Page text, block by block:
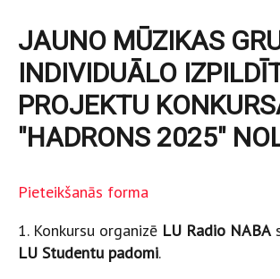
JAUNO MŪZIKAS
INDIVIDUĀLO
PROJEKTU
"HADRONS 2025"
Pieteikšanās forma
1. Konkursu organizē LU Radio NABA
LU Studentu padomi.